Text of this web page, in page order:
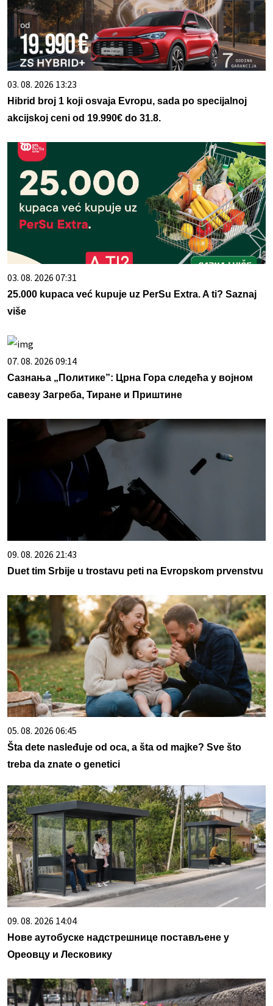
03. 08. 2026 13:23
Hibrid broj 1 koji osvaja Evropu, sada po specijalnoj
akcijskoj ceni od 19.990€ do 31.8.
03. 08. 2026 07:31
25.000 kupaca već kupuje uz PerSu Extra. A ti? Saznaj
više
07. 08. 2026 09:14
Сазнања „Политике”: Црна Гора следећа у војном
савезу Загреба, Тиране и Приштине
09. 08. 2026 21:43
Duet tim Srbije u trostavu peti na Evropskom prvenstvu
05. 08. 2026 06:45
Šta dete nasleđuje od oca, a šta od majke? Sve što
treba da znate o genetici
09. 08. 2026 14:04
Нове аутобуске надстрешнице постављене у
Ореовцу и Лесковику